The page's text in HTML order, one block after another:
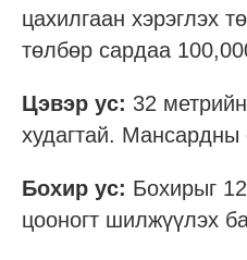
цахилгаан хэрэглэх
төлбөр сардаа
Цэвэр ус: 32
худагтай. Мансардны
Бохир ус: Бохирыг
цооногт шилжүүлэх